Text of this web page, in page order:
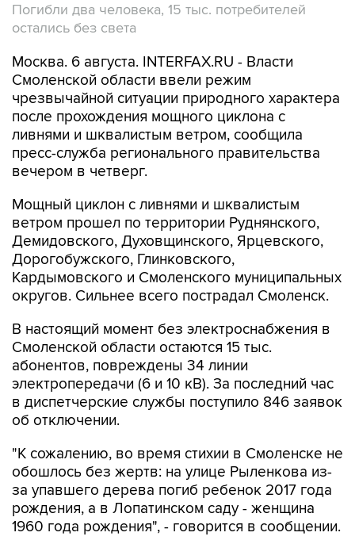
Погибли два человека, 15 тыс. потребителей
остались без света
Москва. 6 августа. INTERFAX.RU - Власти
Смоленской области ввели режим
чрезвычайной ситуации природного характера
после прохождения мощного циклона с
ливнями и шквалистым ветром, сообщила
пресс-служба регионального правительства
вечером в четверг.
Мощный циклон с ливнями и шквалистым
ветром прошел по территории Руднянского,
Демидовского, Духовщинского, Ярцевского,
Дорогобужского, Глинковского,
Кардымовского и Смоленского муниципальных
округов. Сильнее всего пострадал Смоленск.
В настоящий момент без электроснабжения в
Смоленской области остаются 15 тыс.
абонентов, повреждены 34 линии
электропередачи (6 и 10 кВ). За последний час
в диспетчерские службы поступило 846 заявок
об отключении.
"К сожалению, во время стихии в Смоленске не
обошлось без жертв: на улице Рыленкова из-
за упавшего дерева погиб ребенок 2017 года
рождения, а в Лопатинском саду - женщина
1960 года рождения", - говорится в сообщении.